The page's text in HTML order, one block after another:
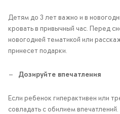
Детям до 3 лет важно и в
кровать в привычный час. Перед
новогодней тематикой или
принесет подарки.
Дозируйте впечатления
Если ребенок гиперактивен или
совладать с обилием